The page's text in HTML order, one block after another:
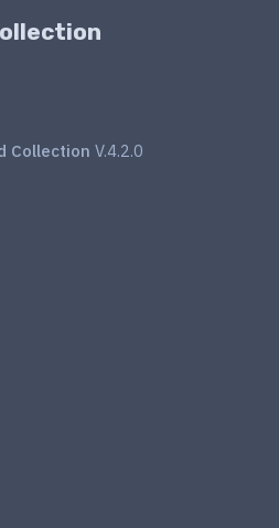
Collection V.4.2.0